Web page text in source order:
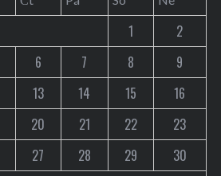
1
2
6 7 8
9
13 14 15
16
20 21 22
23
27 28 29
30